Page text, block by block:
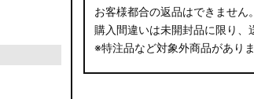
お客様都合の返品はできません。
購入間違いは未開封品に限り、
※特注品など対象外商品があり